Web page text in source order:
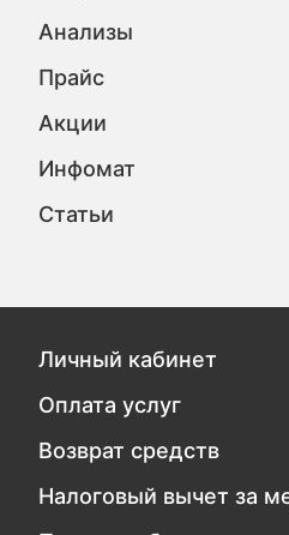
Анализы
Прайс
Акции
Инфомат
Статьи
Личный кабинет
Оплата услуг
Возврат средств
Налоговый вычет за